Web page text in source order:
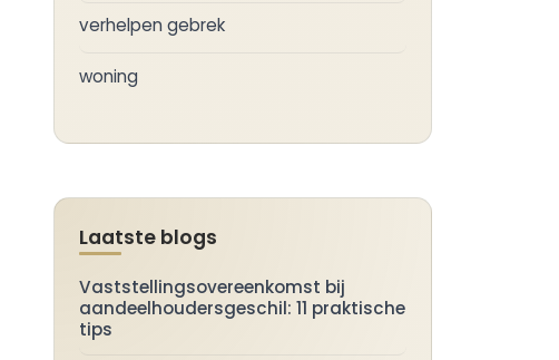
verhelpen gebrek
woning
Laatste blogs
Vaststellingsovereenkomst bij
aandeelhoudersgeschil: 11 praktische
tips